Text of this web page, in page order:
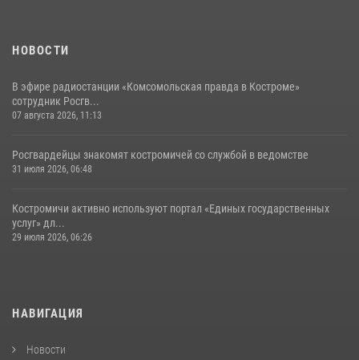
НОВОСТИ
В эфире радиостанции «Комсомольская правда в Костроме»
сотрудник Росгв...
07 августа 2026, 11:13
Росгвардейцы знакомят костромичей со службой в ведомстве
31 июля 2026, 06:48
Костромичи активно используют портал «Единых государственных
услуг» дл...
29 июля 2026, 06:26
НАВИГАЦИЯ
Новости